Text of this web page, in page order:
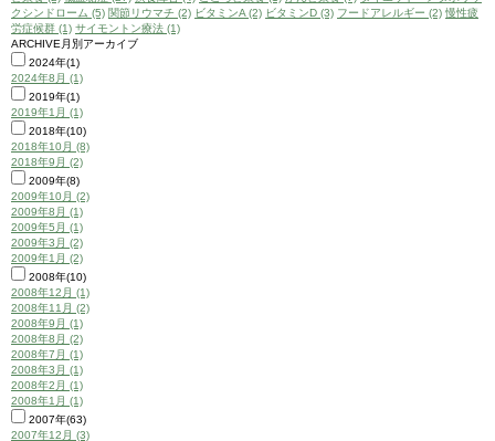
クシンドローム (5) 関節リウマチ (2) ビタミンA (2) ビタミンD (3) フードアレルギー (2) 慢性疲
労症候群 (1) サイモントン療法 (1)
ARCHIVE 月別アーカイブ
2024年(1)
2024年8月 (1)
2019年(1)
2019年1月 (1)
2018年(10)
2018年10月 (8)
2018年9月 (2)
2009年(8)
2009年10月 (2)
2009年8月 (1)
2009年5月 (1)
2009年3月 (2)
2009年1月 (2)
2008年(10)
2008年12月 (1)
2008年11月 (2)
2008年9月 (1)
2008年8月 (2)
2008年7月 (1)
2008年3月 (1)
2008年2月 (1)
2008年1月 (1)
2007年(63)
2007年12月 (3)